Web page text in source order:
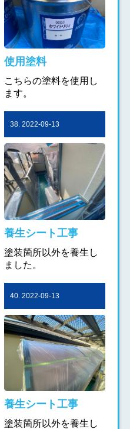
使用塗料
こちらの塗料を使用し
ます。
38. 2022-09-13
養生シート工事
塗装箇所以外を養生し
ました。
40. 2022-09-13
養生シート工事
塗装箇所以外を養生し